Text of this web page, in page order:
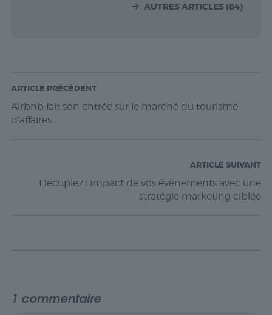
AUTRES ARTICLES (84)
ARTICLE PRÉCÉDENT
Airbnb fait son entrée sur le marché du tourisme
d’affaires
ARTICLE SUIVANT
Décuplez l’impact de vos évènements avec une
stratégie marketing ciblée
1 commentaire